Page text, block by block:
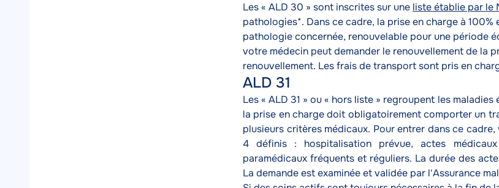
Les « ALD 30 » sont inscrites sur une liste établie par le
pathologies*. Dans ce cadre, la prise en charge à
pathologie concernée, renouvelable pour une période
votre médecin peut demander le renouvellement de la
renouvellement. Les frais de transport sont pris en
ALD 31
Les « ALD 31 » ou « hors liste » regroupent les
la prise en charge doit obligatoirement comporter un
plusieurs critères médicaux. Pour entrer dans ce
4 définis : hospitalisation prévue, actes
paramédicaux fréquents et réguliers. La durée des
La demande est examinée et validée par l'Assurance